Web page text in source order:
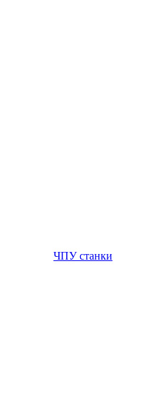
ЧПУ станки